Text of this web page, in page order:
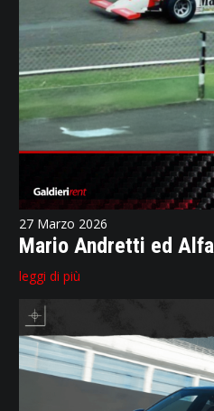
27 Marzo 2026
Mario Andretti ed
leggi di più